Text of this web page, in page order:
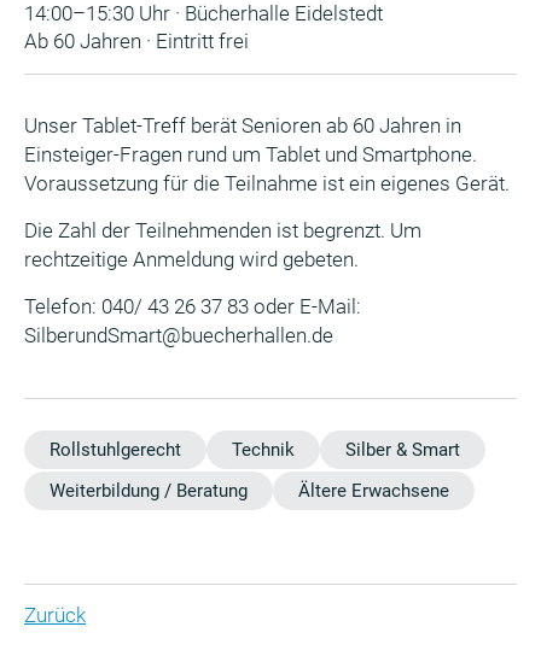
14:00–15:30 Uhr · Bücherhalle Eidelstedt
Ab 60 Jahren · Eintritt frei
Unser Tablet-Treff berät Senioren ab 60 Jahren in
Einsteiger-Fragen rund um Tablet und Smartphone.
Voraussetzung für die Teilnahme ist ein eigenes Gerät.
Die Zahl der Teilnehmenden ist begrenzt. Um
rechtzeitige Anmeldung wird gebeten.
Telefon: 040/ 43 26 37 83 oder E-Mail:
SilberundSmart@buecherhallen.de
Rollstuhlgerecht Technik
Silber & Smart
Weiterbildung / Beratung
Ältere Erwachsene
Zurück